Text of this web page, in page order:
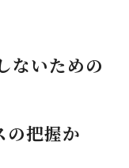
ないための
の把握か